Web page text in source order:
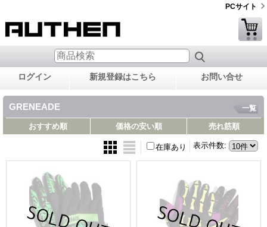
PCサイト
ログイン 新規登録はこちら お問い合せ
GRENEADE 一覧
おすすめ順 価格の安い順 売れ筋順
表示件数:
在庫あり